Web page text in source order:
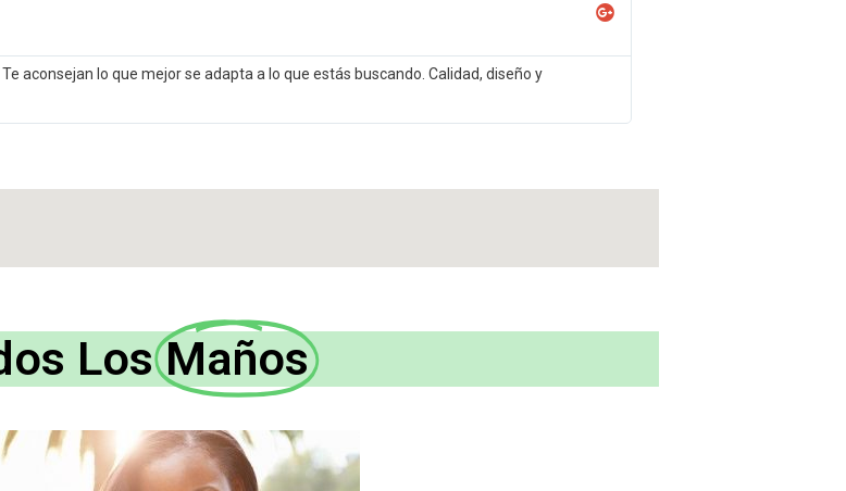
aconsejan lo que mejor se adapta a lo que estás buscando. Calidad, diseño y
Los Maños